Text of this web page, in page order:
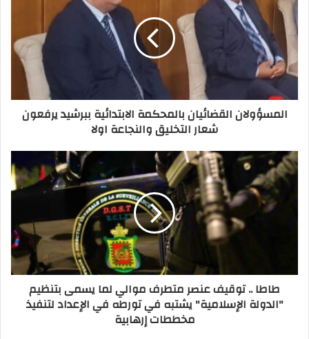
المسؤولان القضائيان بالمحكمة الابتدائية ببرشيد يرفعون
شعار التخليق والنجاعة اولا
طاطا .. توقيف عنصر متطرف موالي لما يسمى بتنظيم
"الدولة الإسلامية" يشتبه في تورطه في الإعداد لتنفيذ
مخططات إرهابية